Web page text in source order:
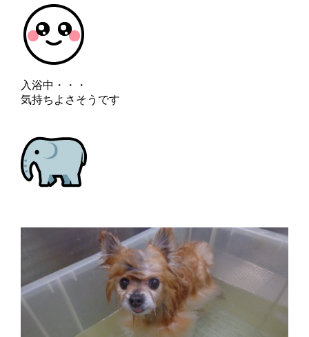
入浴中・・・
気持ちよさそうです